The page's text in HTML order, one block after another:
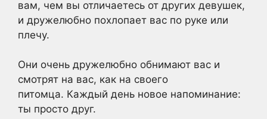
вам, чем вы отличаетесь от других девушек,
и дружелюбно похлопает вас по руке или
плечу.
Они очень дружелюбно обнимают вас и
смотрят на вас, как на своего
питомца. Каждый день новое напоминание:
ты просто друг.